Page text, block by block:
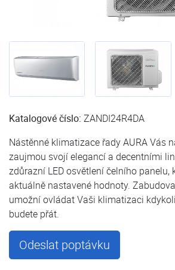
Katalogové číslo: ZANDI24R4DA
Nástěnné klimatizace řady AURA Vás
zaujmou svojí elegancí a decentními
zdůrazní LED osvětlení čelního panelu,
aktuálně nastavené hodnoty.
umožní ovládat Vaši klimatizaci
budete přát.
Odeslat poptávku